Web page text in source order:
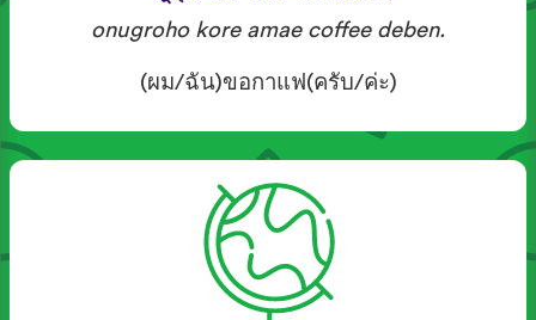
onugroho kore amae coffee deben.
(ผม/ฉัน)ขอกาแฟ(ครับ/ค่ะ)